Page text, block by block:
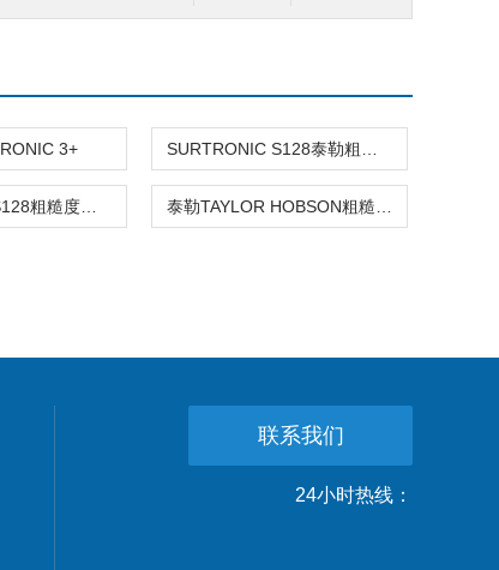
3+
联系我们
24小时热线：